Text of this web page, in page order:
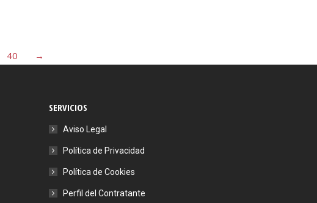
40 →
SERVICIOS
Aviso Legal
Política de Privacidad
Política de Cookies
Perfil del Contratante